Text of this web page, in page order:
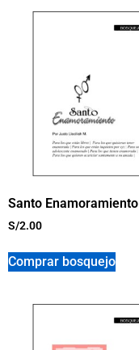
Santo Enamoramiento
S/2.00
Comprar bosquejo